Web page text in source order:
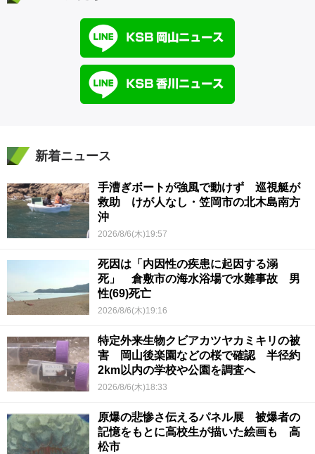
新着ニュース
手漕ぎボートが強風で動けず 巡視艇が
救助 けが人なし・笠岡市の北木島南方
沖
2026/8/6(木)19:57
死因は「内因性の疾患に起因する溺
死」 倉敷市の海水浴場で水難事故 男
性(69)死亡
2026/8/6(木)19:16
特定外来生物クビアカツヤカミキリの被
害 岡山後楽園などの桜で確認 半径約
2km以内の学校や公園を調査へ
2026/8/6(木)18:33
原爆の悲惨さ伝えるパネル展 被爆者の
記憶をもとに高校生が描いた絵画も 高
松市